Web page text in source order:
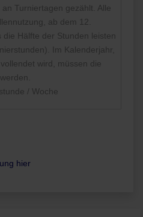
Turniertagen gezählt. Alle
ab dem 12.
Hälfte der Stunden leisten
Im Kalenderjahr,
wird, müssen die
/ Woche
hier